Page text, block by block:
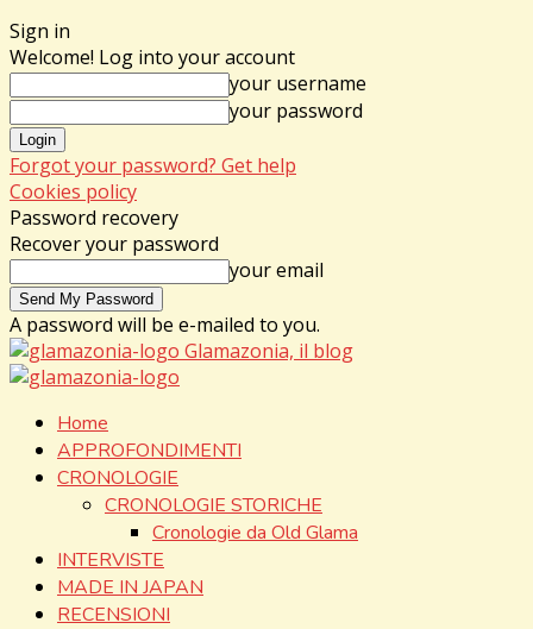
Sign in
Welcome! Log into your account
your username
your password
Forgot your password? Get help
Cookies policy
Password recovery
Recover your password
your email
A password will be e-mailed to you.
Glamazonia, il blog
Home
APPROFONDIMENTI
CRONOLOGIE
CRONOLOGIE STORICHE
Cronologie da Old Glama
INTERVISTE
MADE IN JAPAN
RECENSIONI